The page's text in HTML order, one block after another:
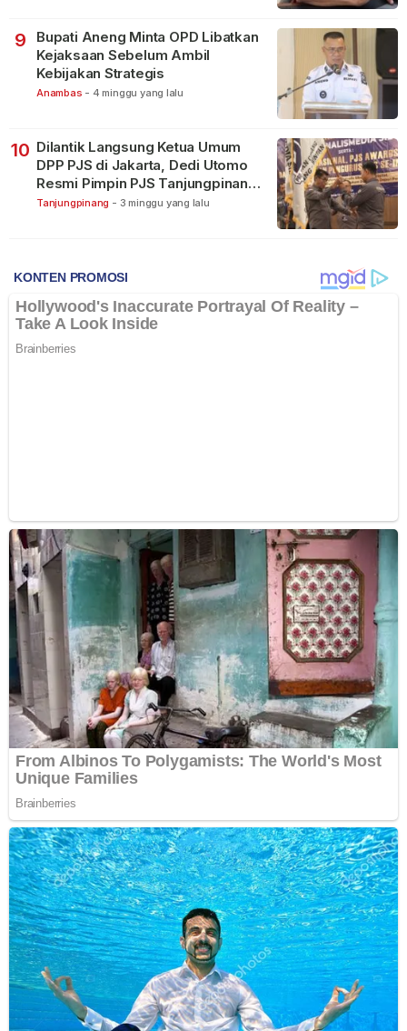
9
Bupati Aneng Minta OPD Libatkan
Kejaksaan Sebelum Ambil
Kebijakan Strategis
Anambas - 4 minggu yang lalu
10 Dilantik Langsung Ketua Umum
DPP PJS di Jakarta, Dedi Utomo
Resmi Pimpin PJS Tanjungpinang-
Bintan
Tanjungpinang - 3 minggu yang lalu